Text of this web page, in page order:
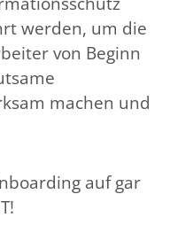
werden, um die
von Beginn
machen und
auf gar